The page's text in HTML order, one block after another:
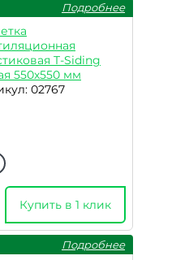
Подробнее
T-Siding
550х550 мм
02767
Купить в 1 клик
Подробнее